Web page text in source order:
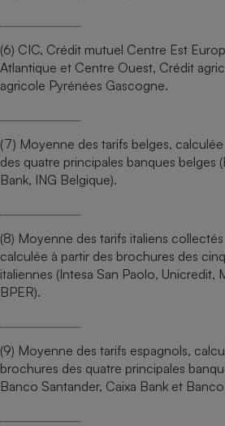
(6) CIC, Crédit mutuel Centre Est
Atlantique et Centre Ouest, Crédit
agricole Pyrénées Gascogne.
(7) Moyenne des tarifs belges,
des quatre principales banques belges
Bank, ING Belgique).
(8) Moyenne des tarifs italiens
calculée à partir des brochures des
italiennes (Intesa San Paolo, Unicredit,
BPER).
(9) Moyenne des tarifs espagnols,
brochures des quatre principales
Banco Santander, Caixa Bank et